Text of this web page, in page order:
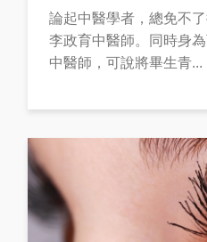
論起中醫學者，總免不
李政育中醫師。同時身
中醫師，可說將畢生青...